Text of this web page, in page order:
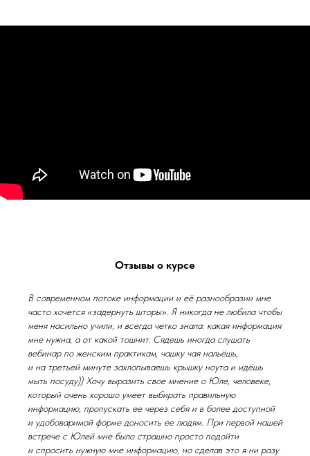
Отзывы о курсе
В современном потоке информации и её разнообразии мне
часто хочется «задернуть шторы». Я никогда не любила чтобы
меня насильно учили, и всегда четко знала: какая информация
мне нужна, а от какой тошнит. Сядешь иногда слушать
вебинар по женским практикам, чашку чая нальёшь,
и на третьей минуте захлопываешь крышку ноута и идёшь
мыть посуду)) Хочу выразить свое мнение о Юле, человеке,
который очень хорошо умеет выбирать правильную
информацию, пропускать ее через себя и в более доступной
и удобоваримой форме доносить ее людям. При первой нашей
встрече с Юлей мне было страшно просто подойти
и спросить нужную мне информацию, но сделав это я ни разу